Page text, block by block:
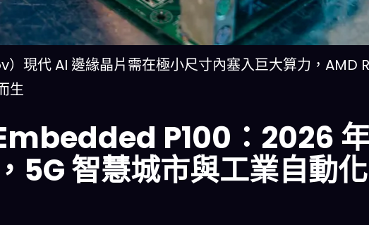
現代 AI 邊緣晶片需在極小尺寸內塞入巨大算力，AMD
生
P100：2026
5G 智慧城市與工業自動